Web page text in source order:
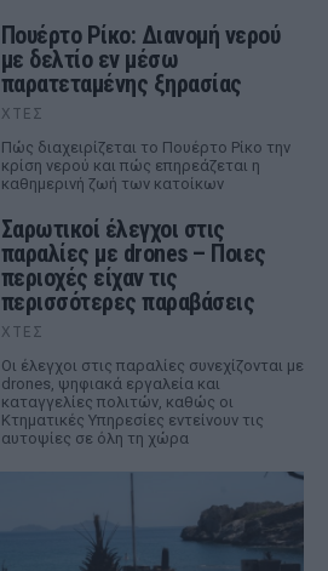
Πουέρτο Ρίκο: Διανομή νερού
με δελτίο εν μέσω
παρατεταμένης ξηρασίας
ΧΤΕΣ
Πώς διαχειρίζεται το Πουέρτο Ρίκο την
κρίση νερού και πώς επηρεάζεται η
καθημερινή ζωή των κατοίκων
Σαρωτικοί έλεγχοι στις
παραλίες με drones – Ποιες
περιοχές είχαν τις
περισσότερες παραβάσεις
ΧΤΕΣ
Οι έλεγχοι στις παραλίες συνεχίζονται με
drones, ψηφιακά εργαλεία και
καταγγελίες πολιτών, καθώς οι
Κτηματικές Υπηρεσίες εντείνουν τις
αυτοψίες σε όλη τη χώρα